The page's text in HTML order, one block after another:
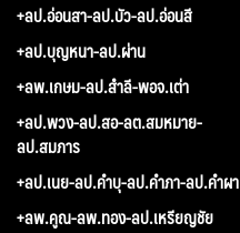
+ลป.อ่อนสา-ลป.บัว-ลป.อ่อนสี
+ลป.บุญหนา-ลป.ผ่าน
+ลพ.เกษม-ลป.สำลี-พอจ.เต่า
+ลป.พวง-ลป.สอ-ลต.สมหมาย-
ลป.สมภาร
+ลป.เนย-ลป.คำบุ-ลป.คำภา-ลป.คำผา
+ลพ.คูณ-ลพ.ทอง-ลป.เหรียญชัย